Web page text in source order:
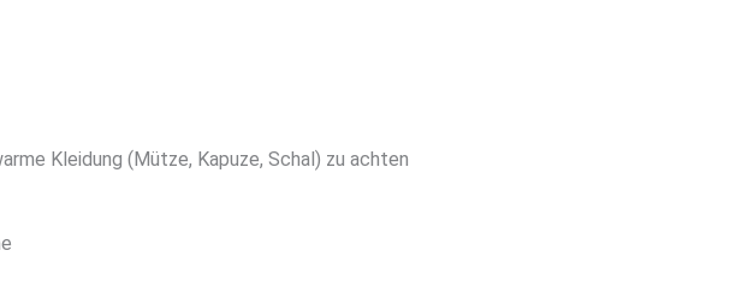
Kleidung (Mütze, Kapuze, Schal) zu achten